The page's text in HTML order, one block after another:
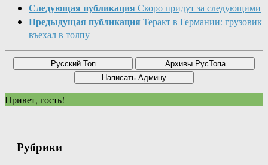
Следующая публикация Скоро придут за следующими
Предыдущая публикация Теракт в Германии: грузовик
въехал в толпу
Привет, гость!
Рубрики